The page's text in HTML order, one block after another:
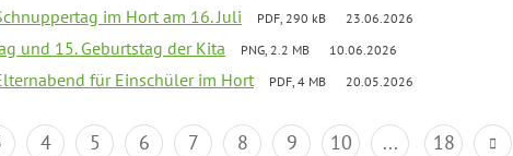
im Hort am 16. Juli PDF, 290 kB 23.06.2026
und 15. Geburtstag der Kita PNG, 2.2 MB 10.06.2026
für Einschüler im Hort PDF, 4 MB 20.05.2026
4 5 6 7 8 9 10 ... 18